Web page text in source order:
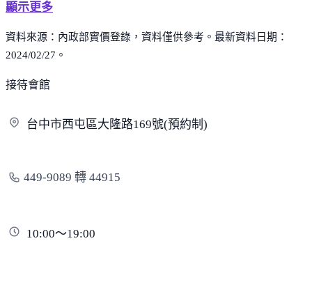
顯示更多
資料來源：內政部實價登錄，資料僅供參考。最新資料日期：
2024/02/27。
接待會館
台中市西屯區大隆路169號(預約制)
449-9089 轉 44915
10:00～19:00